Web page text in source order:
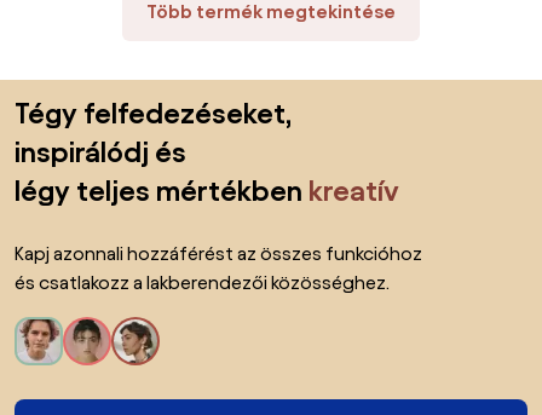
Több termék megtekintése
Tégy felfedezéseket,
inspirálódj és
légy teljes mértékben kreatív
Kapj azonnali hozzáférést az összes funkcióhoz
és csatlakozz a lakberendezői közösséghez.